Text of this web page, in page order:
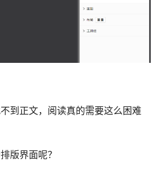
到正文，阅读真的需要这么困难
版界面呢？